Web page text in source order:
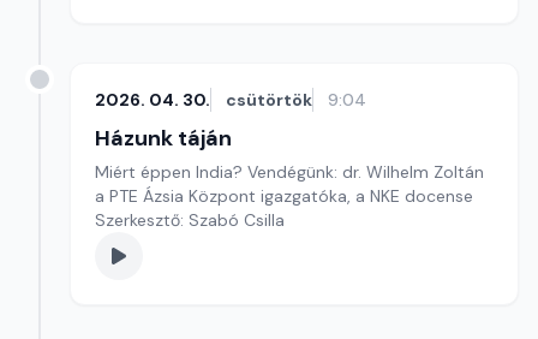
2026. 04. 30. csütörtök 9:04
Házunk táján
Miért éppen India? Vendégünk: dr. Wilhelm Zoltán
a PTE Ázsia Központ igazgatóka, a NKE docense
Szerkesztő: Szabó Csilla